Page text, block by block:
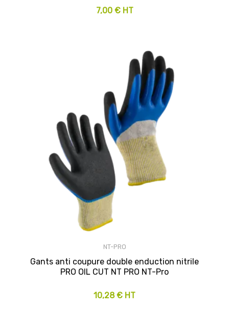
7,00 € HT
NT-PRO
Gants anti coupure double enduction nitrile
PRO OIL CUT NT PRO NT-Pro
10,28 € HT